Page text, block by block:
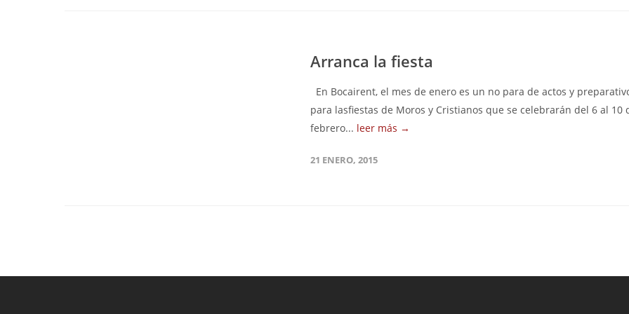
Arranca la fiesta
En Bocairent, el mes de enero es un no para de actos y
para lasfiestas de Moros y Cristianos que se celebrarán del 6 al 10
febrero... leer más →
21 ENERO, 2015